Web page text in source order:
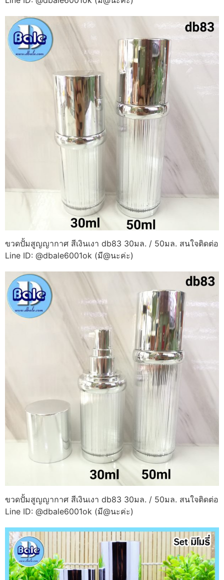
ขวดปั้มสูญญากาศ สีเงินเงา db83 30มล. / 50มล. สนใจติดต่อ
Line ID: @dbale6001ok (มี@นะค่ะ)
ขวดปั้มสูญญากาศ สีเงินเงา db83 30มล. / 50มล. สนใจติดต่อ
Line ID: @dbale6001ok (มี@นะค่ะ)